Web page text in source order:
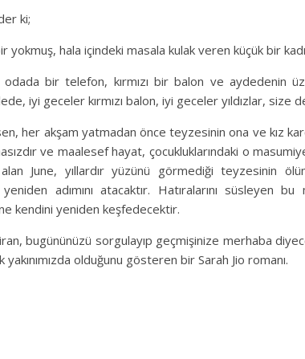
ki;
yokmuş, hala içindeki masala kulak veren küçük bir
bir telefon, kırmızı bir balon ve aydedenin
iyi geceler kırmızı balon, iyi geceler yıldızlar,
her akşam yatmadan önce teyzesinin ona ve kız
ve maalesef hayat, çocukluklarındaki o
June, yıllardır yüzünü görmediği teyzesinin
adımını atacaktır. Hatıralarını süsleyen bu
kendini yeniden keşfedecektir.
bugününüzü sorgulayıp geçmişinize merhaba
yakınımızda olduğunu gösteren bir Sarah Jio romanı.